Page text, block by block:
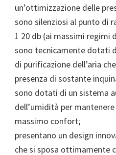
un’ottimizzazione delle
sono silenziosi al punto di
1 20 db (ai massimi regimi
sono tecnicamente dotati
di purificazione dell’aria
presenza di sostante
sono dotati di un sistema
dell’umidità per
massimo confort;
presentano un design
che si sposa ottimamente